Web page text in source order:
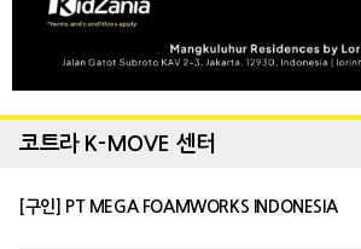
코트라 K-MOVE 센터
[구인] PT MEGA FOAMWORKS INDONESIA